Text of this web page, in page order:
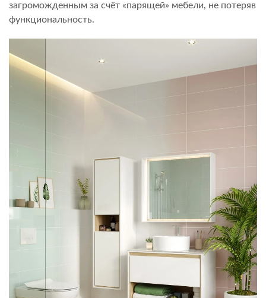
загроможденным за счёт «парящей» мебели, не потеряв
функциональность.